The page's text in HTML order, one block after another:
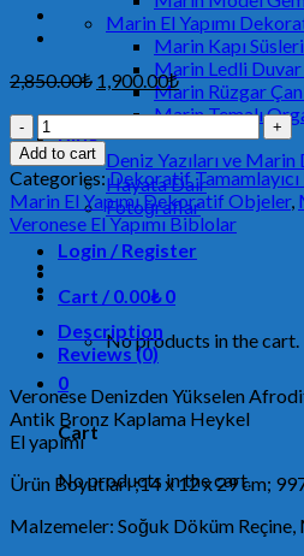
Marin El Yapımı
Marin Kapı Süsleri
Marin Ledli Duvar
Marin Rüzgar
Marin Temalı
Blog
Deniz Yazıları ve
Hayata Dair
Fotoğraflar
Login / Register
Cart / 0.00₺ 0
No products in the cart.
0
Cart
No products in the cart.
2,850.00₺ 1,900.00₺
VERONESE
DENİZDEN
YÜKSELEN
AFRODİT
MKAF435
quantity
Add to cart
Categories:Dekoratif
Marin El Yapımı Dekoratif Objeler,
Veronese El Yapımı Biblolar
Description
Reviews (0)
Veronese Denizden Yükselen
Antik Bronz Kaplama Heykel
El yapımı
Ürün Boyutları ;‎14 x 12 x 29 cm;
Malzemeler: Soğuk Döküm